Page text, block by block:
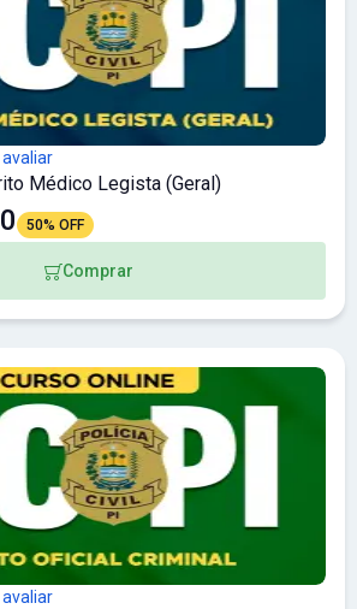
Médico Legista (Geral)
50% OFF
Comprar